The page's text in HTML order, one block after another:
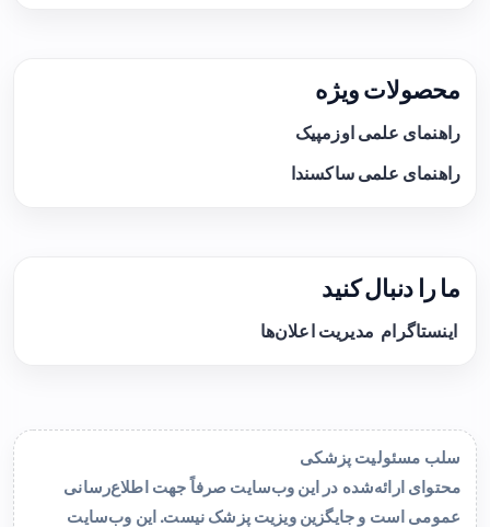
محصولات ویژه
راهنمای علمی اوزمپیک
راهنمای علمی ساکسندا
ما را دنبال کنید
اینستاگرام مدیریت اعلان‌ها
سلب مسئولیت پزشکی
محتوای ارائه‌شده در این وب‌سایت صرفاً جهت اطلاع‌رسانی
عمومی است و جایگزین ویزیت پزشک نیست. این وب‌سایت